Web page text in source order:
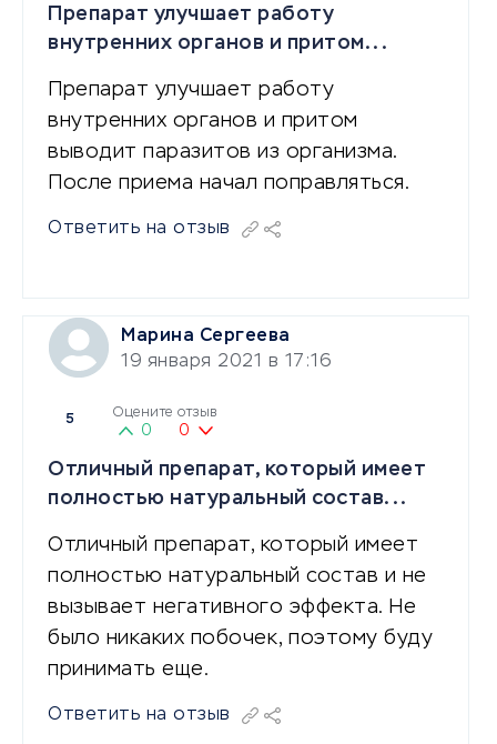
Препарат улучшает работу
внутренних органов и притом...
Препарат улучшает работу
внутренних органов и притом
выводит паразитов из организма.
После приема начал поправляться.
Ответить на отзыв
Марина Сергеева
19 января 2021 в 17:16
5 Оцените отзыв
0 0
Отличный препарат, который имеет
полностью натуральный состав...
Отличный препарат, который имеет
полностью натуральный состав и не
вызывает негативного эффекта. Не
было никаких побочек, поэтому буду
принимать еще.
Ответить на отзыв